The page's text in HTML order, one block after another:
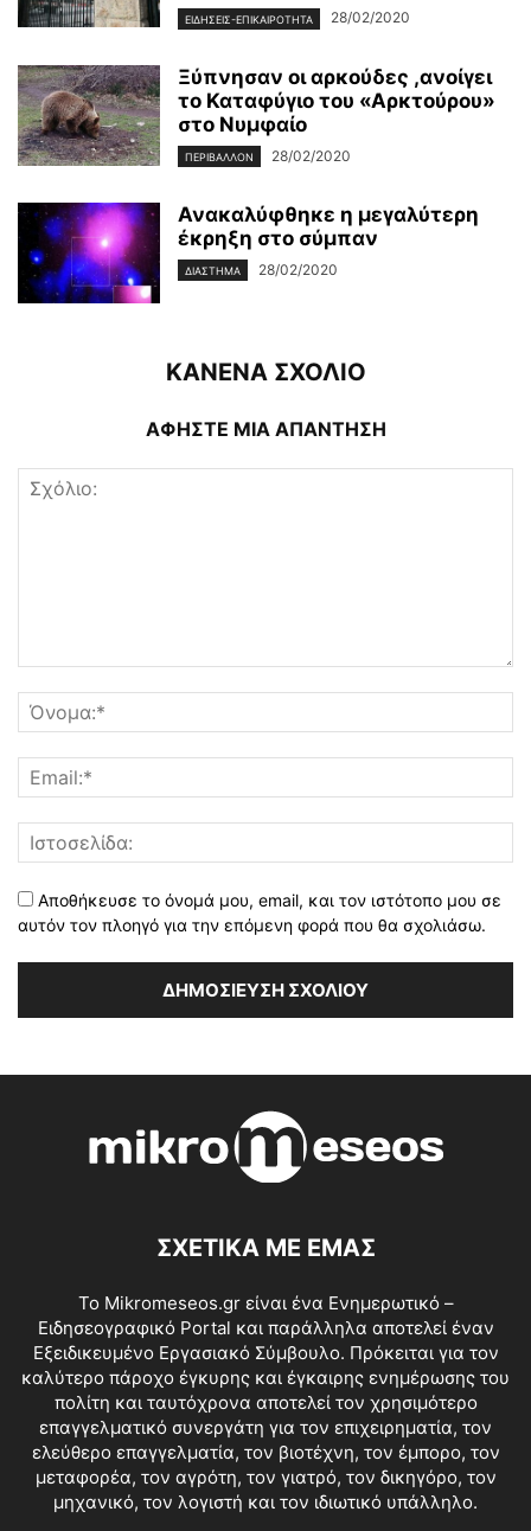
ΕΙΔΉΣΕΙΣ-ΕΠΙΚΑΙΡΌΤΗΤΑ 28/02/2020
Ξύπνησαν οι αρκούδες ,ανοίγει
το Καταφύγιο του «Αρκτούρου»
στο Νυμφαίο
ΠΕΡΙΒΆΛΛΟΝ 28/02/2020
Ανακαλύφθηκε η μεγαλύτερη
έκρηξη στο σύμπαν
ΔΙΆΣΤΗΜΑ 28/02/2020
ΚΑΝΕΝΑ ΣΧΟΛΙΟ
ΑΦΗΣΤΕ ΜΙΑ ΑΠΑΝΤΗΣΗ
Αποθήκευσε το όνομά μου, email, και τον ιστότοπο μου σε
αυτόν τον πλοηγό για την επόμενη φορά που θα σχολιάσω.
ΣΧΕΤΙΚΑ ΜΕ ΕΜΑΣ
Το Mikromeseos.gr είναι ένα Ενημερωτικό –
Ειδησεογραφικό Portal και παράλληλα αποτελεί έναν
Εξειδικευμένο Εργασιακό Σύμβουλο. Πρόκειται για τον
καλύτερο πάροχο έγκυρης και έγκαιρης ενημέρωσης του
πολίτη και ταυτόχρονα αποτελεί τον χρησιμότερο
επαγγελματικό συνεργάτη για τον επιχειρηματία, τον
ελεύθερο επαγγελματία, τον βιοτέχνη, τον έμπορο, τον
μεταφορέα, τον αγρότη, τον γιατρό, τον δικηγόρο, τον
μηχανικό, τον λογιστή και τον ιδιωτικό υπάλληλο.